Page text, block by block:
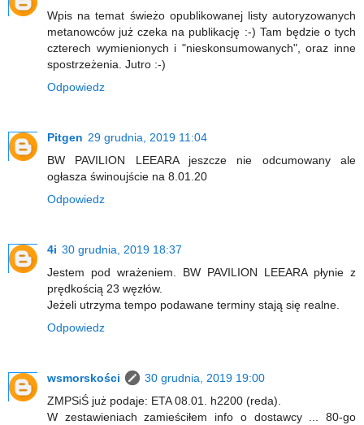
Wpis na temat świeżo opublikowanej listy autoryzowanych
metanowców już czeka na publikację :-) Tam będzie o tych
czterech wymienionych i "nieskonsumowanych", oraz inne
spostrzeżenia. Jutro :-)
Odpowiedz
Pitgen 29 grudnia, 2019 11:04
BW PAVILION LEEARA jeszcze nie odcumowany ale
ogłasza świnoujście na 8.01.20
Odpowiedz
4i 30 grudnia, 2019 18:37
Jestem pod wrażeniem. BW PAVILION LEEARA płynie z
prędkością 23 węzłów.
Jeżeli utrzyma tempo podawane terminy stają się realne.
Odpowiedz
wsmorskości
30 grudnia, 2019 19:00
ZMPSiŚ już podaje: ETA 08.01. h2200 (reda).
W zestawieniach zamieściłem info o dostawcy ... 80-go